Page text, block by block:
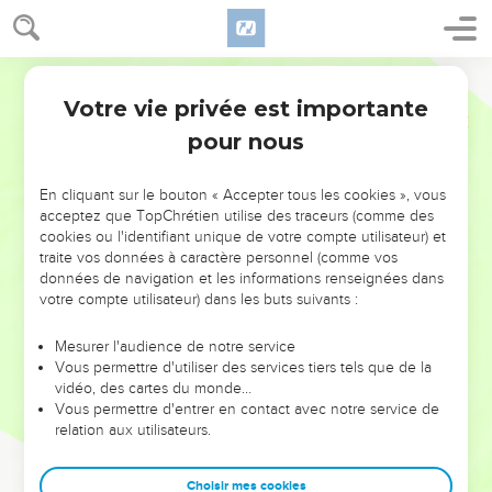
NE MANQUEZ PAS L’ÉVÉNEMENT
DE L’ANNÉE !
ET SI LEURS ERREURS POUVAIENT VOUS ÉVITER LES
VOTRES ?
leur foi ou leur vision. Mais on voit moins les doutes, les erreurs
et les saisons difficiles qu'ils ont traversés, alors même que ce
sont elles qui les ont façonnés.
Dans cette conférence, leaders, entrepreneurs, et responsables
clés pour avancer avec plus de sagesse afin que leurs erreurs
Votre vie privée est importante
pour nous
En cliquant sur le bouton « Accepter tous les cookies », vous
acceptez que TopChrétien utilise des traceurs (comme des
cookies ou l'identifiant unique de votre compte utilisateur) et
traite vos données à caractère personnel (comme vos
données de navigation et les informations renseignées dans
votre compte utilisateur) dans les buts suivants :
Mesurer l'audience de notre service
Vous permettre d'utiliser des services tiers tels que de la
vidéo, des cartes du monde…
Vous permettre d'entrer en contact avec notre service de
relation aux utilisateurs.
Choisir mes cookies